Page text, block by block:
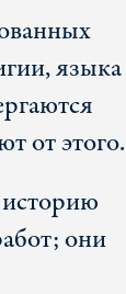
языка
от этого.
они